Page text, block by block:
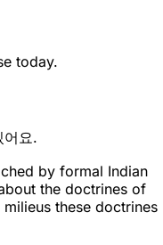
today.
어요.
by formal Indian
the doctrines of
these doctrines